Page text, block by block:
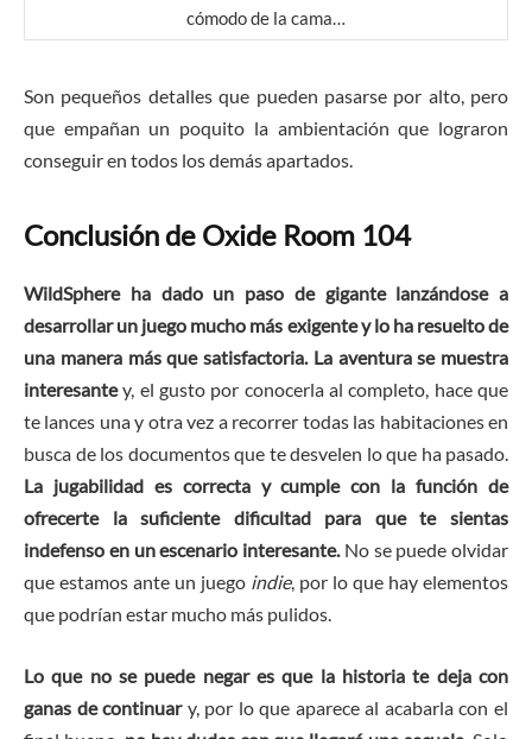
cómodo de la cama…
Son pequeños detalles que pueden pasarse por alto, pero
que empañan un poquito la ambientación que lograron
conseguir en todos los demás apartados.
Conclusión de Oxide Room 104
WildSphere ha dado un paso de gigante lanzándose a
desarrollar un juego mucho más exigente y lo ha resuelto de
una manera más que satisfactoria. La aventura se muestra
interesantey, el gusto por conocerla al completo, hace que
te lances una y otra vez a recorrer todas las habitaciones en
busca de los documentos que te desvelen lo que ha pasado.
La jugabilidad es correcta y cumple con la función de
ofrecerte la suficiente dificultad para que te sientas
indefenso en un escenario interesante.No se puede olvidar
que estamos ante un juego indie, por lo que hay elementos
que podrían estar mucho más pulidos.
Lo que no se puede negar es que la historia te deja con
ganas de continuary, por lo que aparece al acabarla con el